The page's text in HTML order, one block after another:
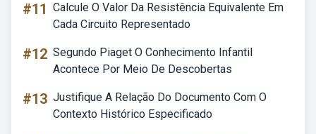
#11 Calcule O Valor Da Resistência Equivalente Em
Cada Circuito Representado
#12 Segundo Piaget O Conhecimento Infantil
Acontece Por Meio De Descobertas
#13 Justifique A Relação Do Documento Com O
Contexto Histórico Especificado